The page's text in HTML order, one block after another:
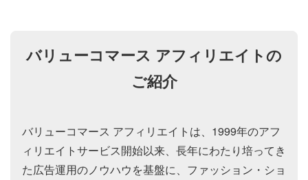
バリューコマース アフィリエイトの
ご紹介
バリューコマース アフィリエイトは、1999年のアフ
ィリエイトサービス開始以来、長年にわたり培ってき
た広告運用のノウハウを基盤に、ファッション・ショ